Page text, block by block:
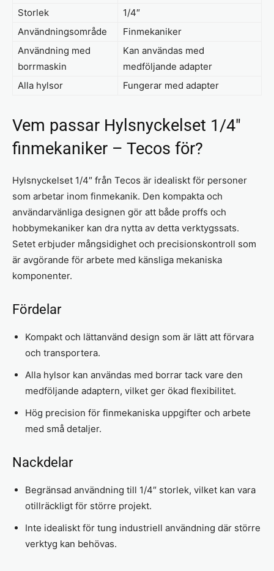
Storlek
1/4″
Användningsområde
Finmekaniker
Användning med
borrmaskin
Kan användas med
medföljande adapter
Alla hylsor
Fungerar med adapter
Vem passar Hylsnyckelset 1/4″
finmekaniker – Tecos för?
Hylsnyckelset 1/4″ från Tecos är idealiskt för personer
som arbetar inom finmekanik. Den kompakta och
användarvänliga designen gör att både proffs och
hobbymekaniker kan dra nytta av detta verktygssats.
Setet erbjuder mångsidighet och precisionskontroll som
är avgörande för arbete med känsliga mekaniska
komponenter.
Fördelar
Kompakt och lättanvänd design som är lätt att förvara
och transportera.
Alla hylsor kan användas med borrar tack vare den
medföljande adaptern, vilket ger ökad flexibilitet.
Hög precision för finmekaniska uppgifter och arbete
med små detaljer.
Nackdelar
Begränsad användning till 1/4″ storlek, vilket kan vara
otillräckligt för större projekt.
Inte idealiskt för tung industriell användning där större
verktyg kan behövas.